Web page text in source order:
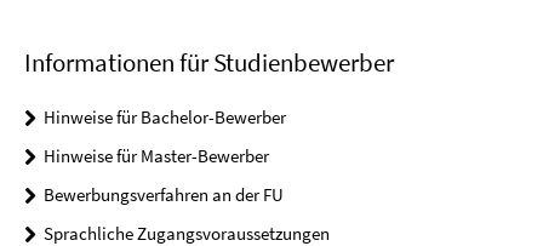
Informationen für Studienbewerber
Hinweise für Bachelor-Bewerber
Hinweise für Master-Bewerber
Bewerbungsverfahren an der FU
Sprachliche Zugangsvoraussetzungen